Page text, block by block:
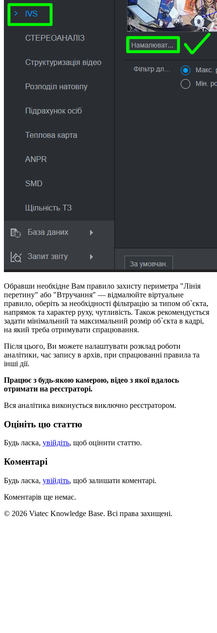
Обравши необхідне Вам правило захисту периметра "Лінія
перетину" або "Втручання" — відмалюйте віртуальне
правило, оберіть за необхідності фільтрацію за типом об`єкта,
напрямок та характер руху, чутливість. Також рекомендується
задати мінімальний та максимальний розмір об`єкта в кадрі,
на який треба отримувати спрацювання.
Після цього, Ви можете налаштувати розклад роботи
аналітики, час запису в архів, при спрацюванні правила та
інші дії.
Працює з будь-якою камерою, відео з якої вдалось
отримати на реєстраторі.
Вся аналітика виконується виключно реєстратором.
Оцініть цю статтю
Будь ласка, увійдіть, щоб оцінити статтю.
Коментарі
Будь ласка, увійдіть, щоб залишати коментарі.
Коментарів ще немає.
© 2026 Viatec Knowledge Base. Всі права захищені.